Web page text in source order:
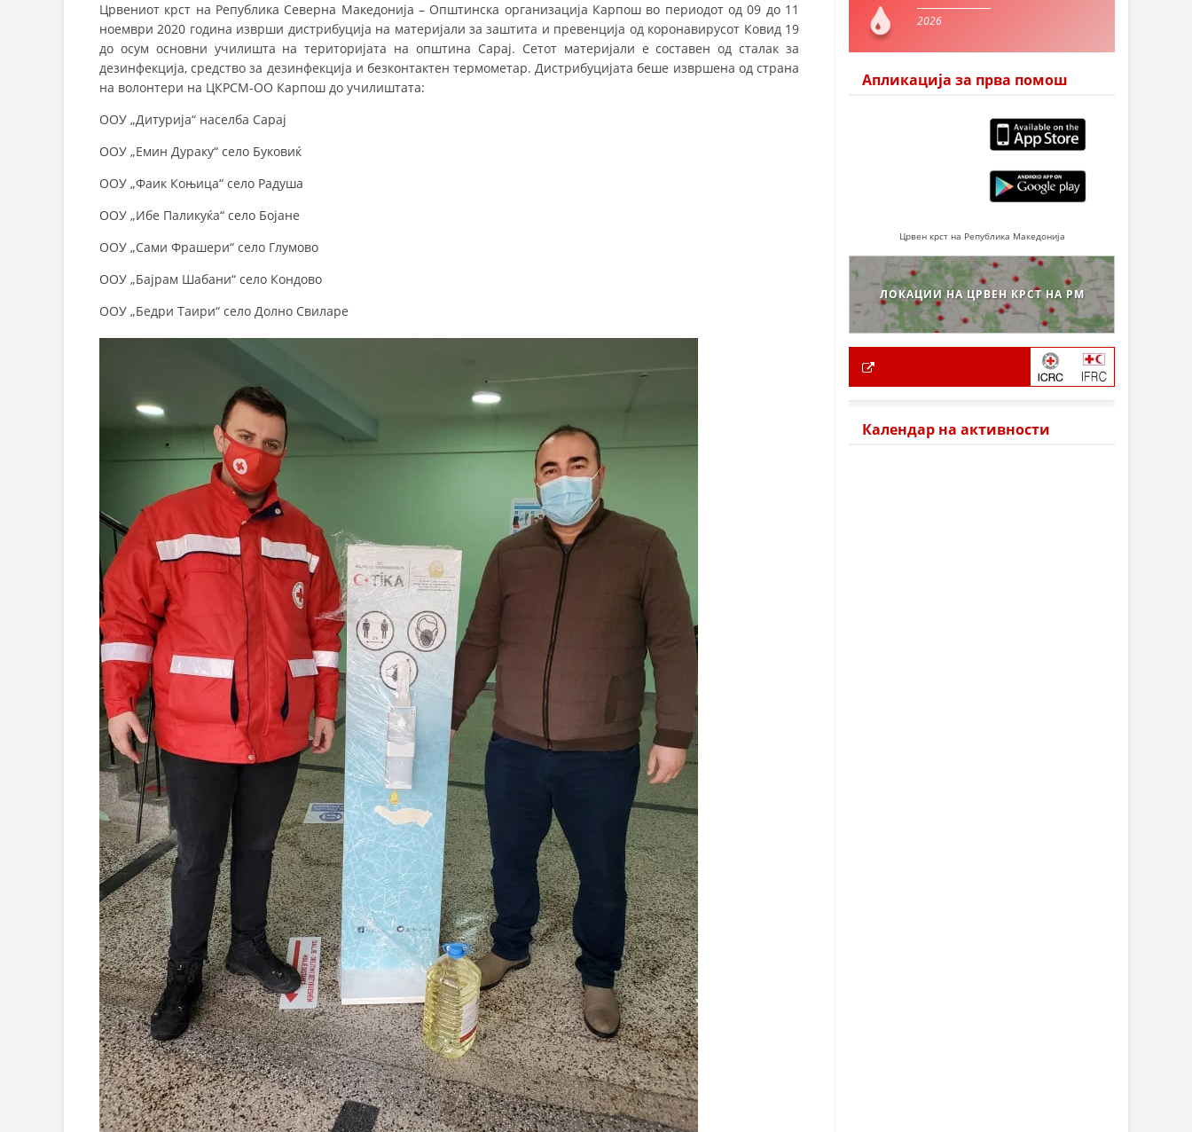
БРОШУРИ
Црвениот крст на Република Северна Македонија – Општинска организација Карпош во периодот од 09 до 11
ноември 2020 година изврши дистрибуција на материјали за заштита и превенција од коронавирусот Ковид 19
до осум основни училишта на територијата на општина Сарај. Сетот материјали е составен од сталак за
дезинфекција, средство за дезинфекција и безконтактен термометар. Дистрибуцијата беше извршена од страна
на волонтери на ЦКРСМ-ОО Карпош до училиштата:
ООУ „Дитурија“ населба Сарај
ООУ „Емин Дураку“ село Буковиќ
ООУ „Фаик Коњица“ село Радуша
ООУ „Ибе Паликуќа“ село Бојане
ООУ „Сами Фрашери“ село Глумово
ООУ „Бајрам Шабани“ село Кондово
ООУ „Бедри Таири“ село Долно Свиларе
2026
Апликација за прва помош
Црвен крст на Република Македонија
ЛОКАЦИИ НА ЦРВЕН КРСТ НА РМ
Календар на активности